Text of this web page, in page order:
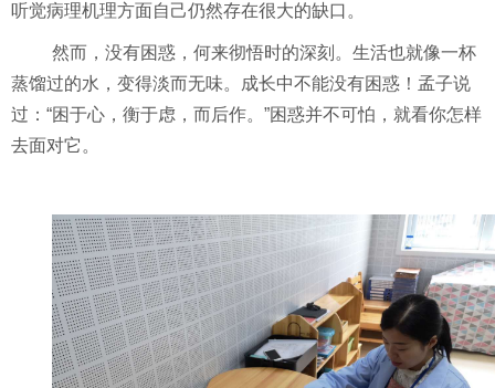
听觉病理机理方面自己仍然存在很大的缺口。
然而，没有困惑，何来彻悟时的深刻。 生活也就像一杯
蒸馏过的水，变得淡而无味。成长中不能没有困惑！ 孟子说
过：“困于心，衡于虑，而后作。”困惑并不可怕，就看你怎样
去面对它。